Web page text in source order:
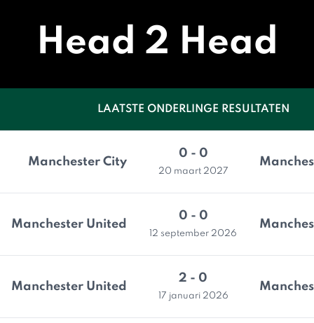
Head 2 Head
LAATSTE ONDERLINGE RESULTATEN
Manchester City
0 - 0
20 maart 2027
Manchester United
0 - 0
12 september 2026
Manchester United
2 - 0
17 januari 2026